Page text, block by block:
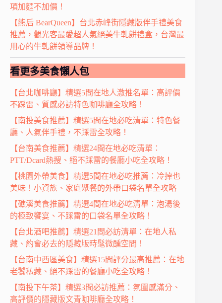
項加麵不加價！
【熊后 BearQueen】台北赤峰街隱藏版伴手禮美食
推薦，觀光客最愛超人氣絕美牛軋餅禮盒，台灣最
用心的牛軋餅領導品牌！
看更多美食懶人包
【台北咖啡廳】精選5間在地人激推名單：高評價
不踩雷、質感必訪特色咖啡廳全攻略！
【南投美食推薦】精選5間在地必吃清單：特色餐
廳、人氣伴手禮，不踩雷全攻略！
【台南美食推薦】精選24間在地必吃清單：
PTT/Dcard熱搜、絕不踩雷的餐廳小吃全攻略！
【桃園外帶美食】精選5間在地必吃推薦：冷掉也
美味！小資族、家庭聚餐的外帶口袋名單全攻略
【礁溪美食推薦】精選4間在地必吃清單：泡湯後
的極致饗宴、不踩雷的口袋名單全攻略！
【台北酒吧推薦】精選21間必訪清單：在地人私
藏、約會必去的隱藏版時髦微醺空間！
【台南中西區美食】精選15間評分最高推薦：在地
老饕私藏、絕不踩雷的餐廳小吃全攻略！
【南投下午茶】精選3間必訪推薦：氛圍感滿分、
高評價的隱藏版文青咖啡廳全攻略！